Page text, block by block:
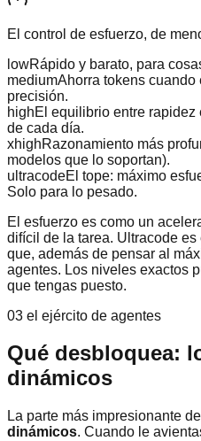
El control de esfuerzo, de
lowRápido y barato, para
mediumAhorra tokens cuando
precisión.
highEl equilibrio entre rapidez
de cada día.
xhighRazonamiento más
modelos que lo soportan).
ultracodeEl tope: máximo
Solo para lo pesado.
El esfuerzo es como un
difícil de la tarea. Ultracode
que, además de pensar al
agentes. Los niveles exactos
que tengas puesto.
03 el ejército de agentes
Qué desbloquea:
dinámicos
La parte más impresionante
dinámicos. Cuando le